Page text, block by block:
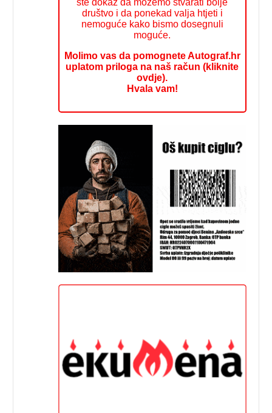
društvo i da ponekad valja htjeti i
nemoguće kako bismo dosegnuli
moguće.
Molimo vas da pomognete Autograf.hr
uplatom priloga na naš račun (kliknite
ovdje).
Hvala vam!